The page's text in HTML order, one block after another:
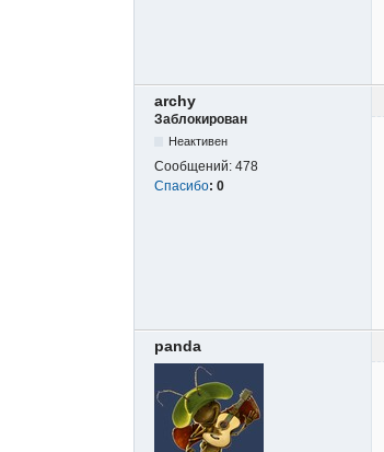
archy
Заблокирован
Неактивен
Сообщений: 478
Спасибо: 0
panda